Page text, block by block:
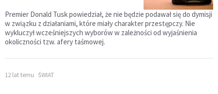
Premier Donald Tusk powiedział, że nie będzie podawał się do dymisji
w związku z działaniami, które miały charakter przestępczy. Nie
wykluczył wcześniejszych wyborów w zależności od wyjaśnienia
okoliczności tzw. afery taśmowej.
12 lat temu ŚWIAT